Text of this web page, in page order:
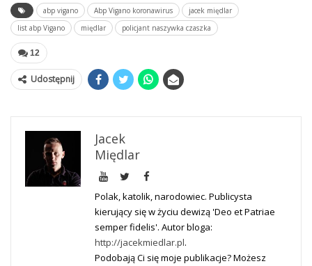
abp vigano Abp Vigano koronawirus
jacek międlar
list abp Vigano
międlar policjant naszywka czaszka
12
Udostępnij
Jacek
Międlar
Polak, katolik, narodowiec. Publicysta
kierujący się w życiu dewizą 'Deo et Patriae
semper fidelis'. Autor bloga:
http://jacekmiedlar.pl.
Podobają Ci się moje publikacje? Możesz